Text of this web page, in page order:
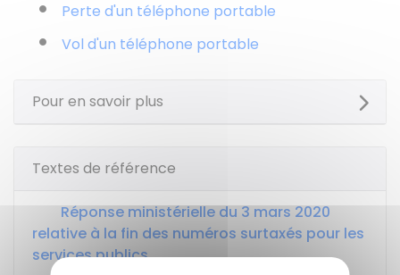
Perte d'un téléphone portable
Vol d'un téléphone portable
Pour en savoir plus
Textes de référence
Réponse ministérielle du 3 mars 2020
relative à la fin des numéros surtaxés pour les
services publics